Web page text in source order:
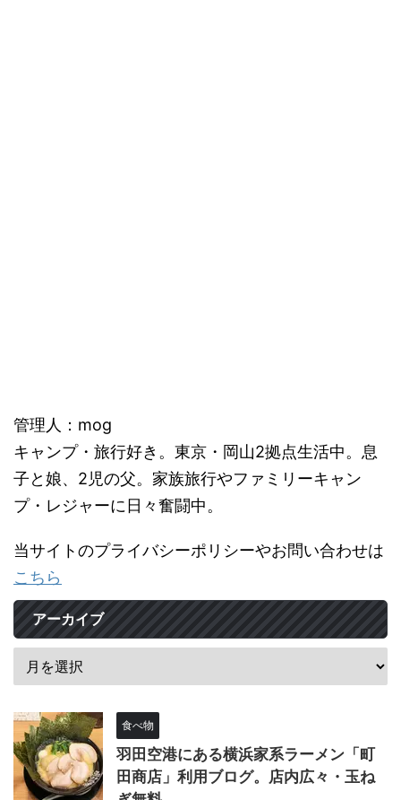
管理人：mog
キャンプ・旅行好き。東京・岡山2拠点生活中。息
子と娘、2児の父。家族旅行やファミリーキャン
プ・レジャーに日々奮闘中。
当サイトのプライバシーポリシーやお問い合わせは
こちら
アーカイブ
食べ物
羽田空港にある横浜家系ラーメン「町
田商店」利用ブログ。店内広々・玉ね